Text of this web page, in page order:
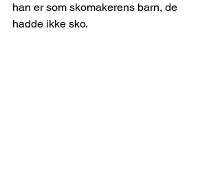
han er som skomakerens barn, de
hadde ikke sko.